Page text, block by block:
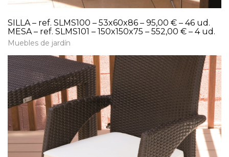
SILLA – ref. SLMS100 – 53x60x86 – 95,00 € – 46 ud.
MESA – ref. SLMS101 – 150x150x75 – 552,00 € – 4 ud.
Muebles de jardín